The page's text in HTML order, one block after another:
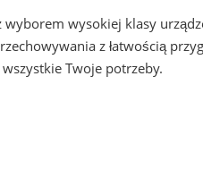
wysokiej klasy
z łatwością
Twoje potrzeby.